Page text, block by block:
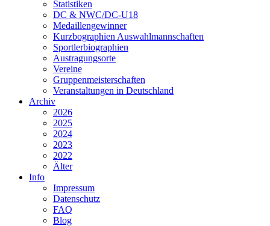
Statistiken
DC & NWC/DC-U18
Medaillengewinner
Kurzbographien Auswahlmannschaften
Sportlerbiographien
Austragungsorte
Vereine
Gruppenmeisterschaften
Veranstaltungen in Deutschland
Archiv
2026
2025
2024
2023
2022
Älter
Info
Impressum
Datenschutz
FAQ
Blog